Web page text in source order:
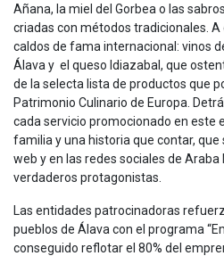
Añana, la miel del Gorbea o las
criadas con métodos tradicionales. A
caldos de fama internacional: vinos
Álava y el queso Idiazabal, que
de la selecta lista de productos que
Patrimonio Culinario de Europa.
cada servicio promocionado en este
familia y una historia que contar,
web y en las redes sociales de
verdaderos protagonistas.
Las entidades patrocinadoras
pueblos de Álava con el programa
conseguido reflotar el 80% del